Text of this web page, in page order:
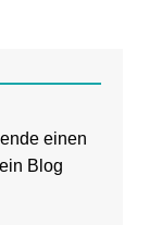
einen
Blog